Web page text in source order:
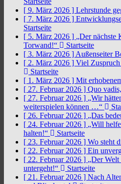
[ 9. März 2026 ] Lehrstunde
[ 7. März 2026 ]
Startseite
[ 5. März 2026 ] „Der nächste
Torwand!“
Startseite
[ 3. März 2026 ] Außenseiter
[ 2. März 2026 ] Viel Zuspruch
Startseite
[ 1. März 2026 ] Mit
[ 27. Februar 2026 ] Quo
[ 27. Februar 2026 ] „Wir
weiterspielen können …“
[ 26. Februar 2026 ] „Das
[ 24. Februar 2026 ] „Will
halten!“
Startseite
[ 23. Februar 2026 ] Wo steht
[ 22. Februar 2026 ] Ein
[ 22. Februar 2026 ] „Der Welt
untergeht!“
Startseite
[ 21. Februar 2026 ] Nach